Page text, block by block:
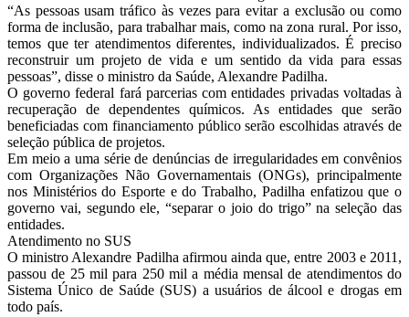
“As pessoas usam tráfico às vezes para evitar a exclusão ou como
forma de inclusão, para trabalhar mais, como na zona rural. Por isso,
temos que ter atendimentos diferentes, individualizados. É preciso
reconstruir um projeto de vida e um sentido da vida para essas
pessoas”, disse o ministro da Saúde, Alexandre Padilha.
O governo federal fará parcerias com entidades privadas voltadas à
recuperação de dependentes químicos. As entidades que serão
beneficiadas com financiamento público serão escolhidas através de
seleção pública de projetos.
Em meio a uma série de denúncias de irregularidades em convênios
com Organizações Não Governamentais (ONGs), principalmente
nos Ministérios do Esporte e do Trabalho, Padilha enfatizou que o
governo vai, segundo ele, “separar o joio do trigo” na seleção das
entidades.
Atendimento no SUS
O ministro Alexandre Padilha afirmou ainda que, entre 2003 e 2011,
passou de 25 mil para 250 mil a média mensal de atendimentos do
Sistema Único de Saúde (SUS) a usuários de álcool e drogas em
todo país.